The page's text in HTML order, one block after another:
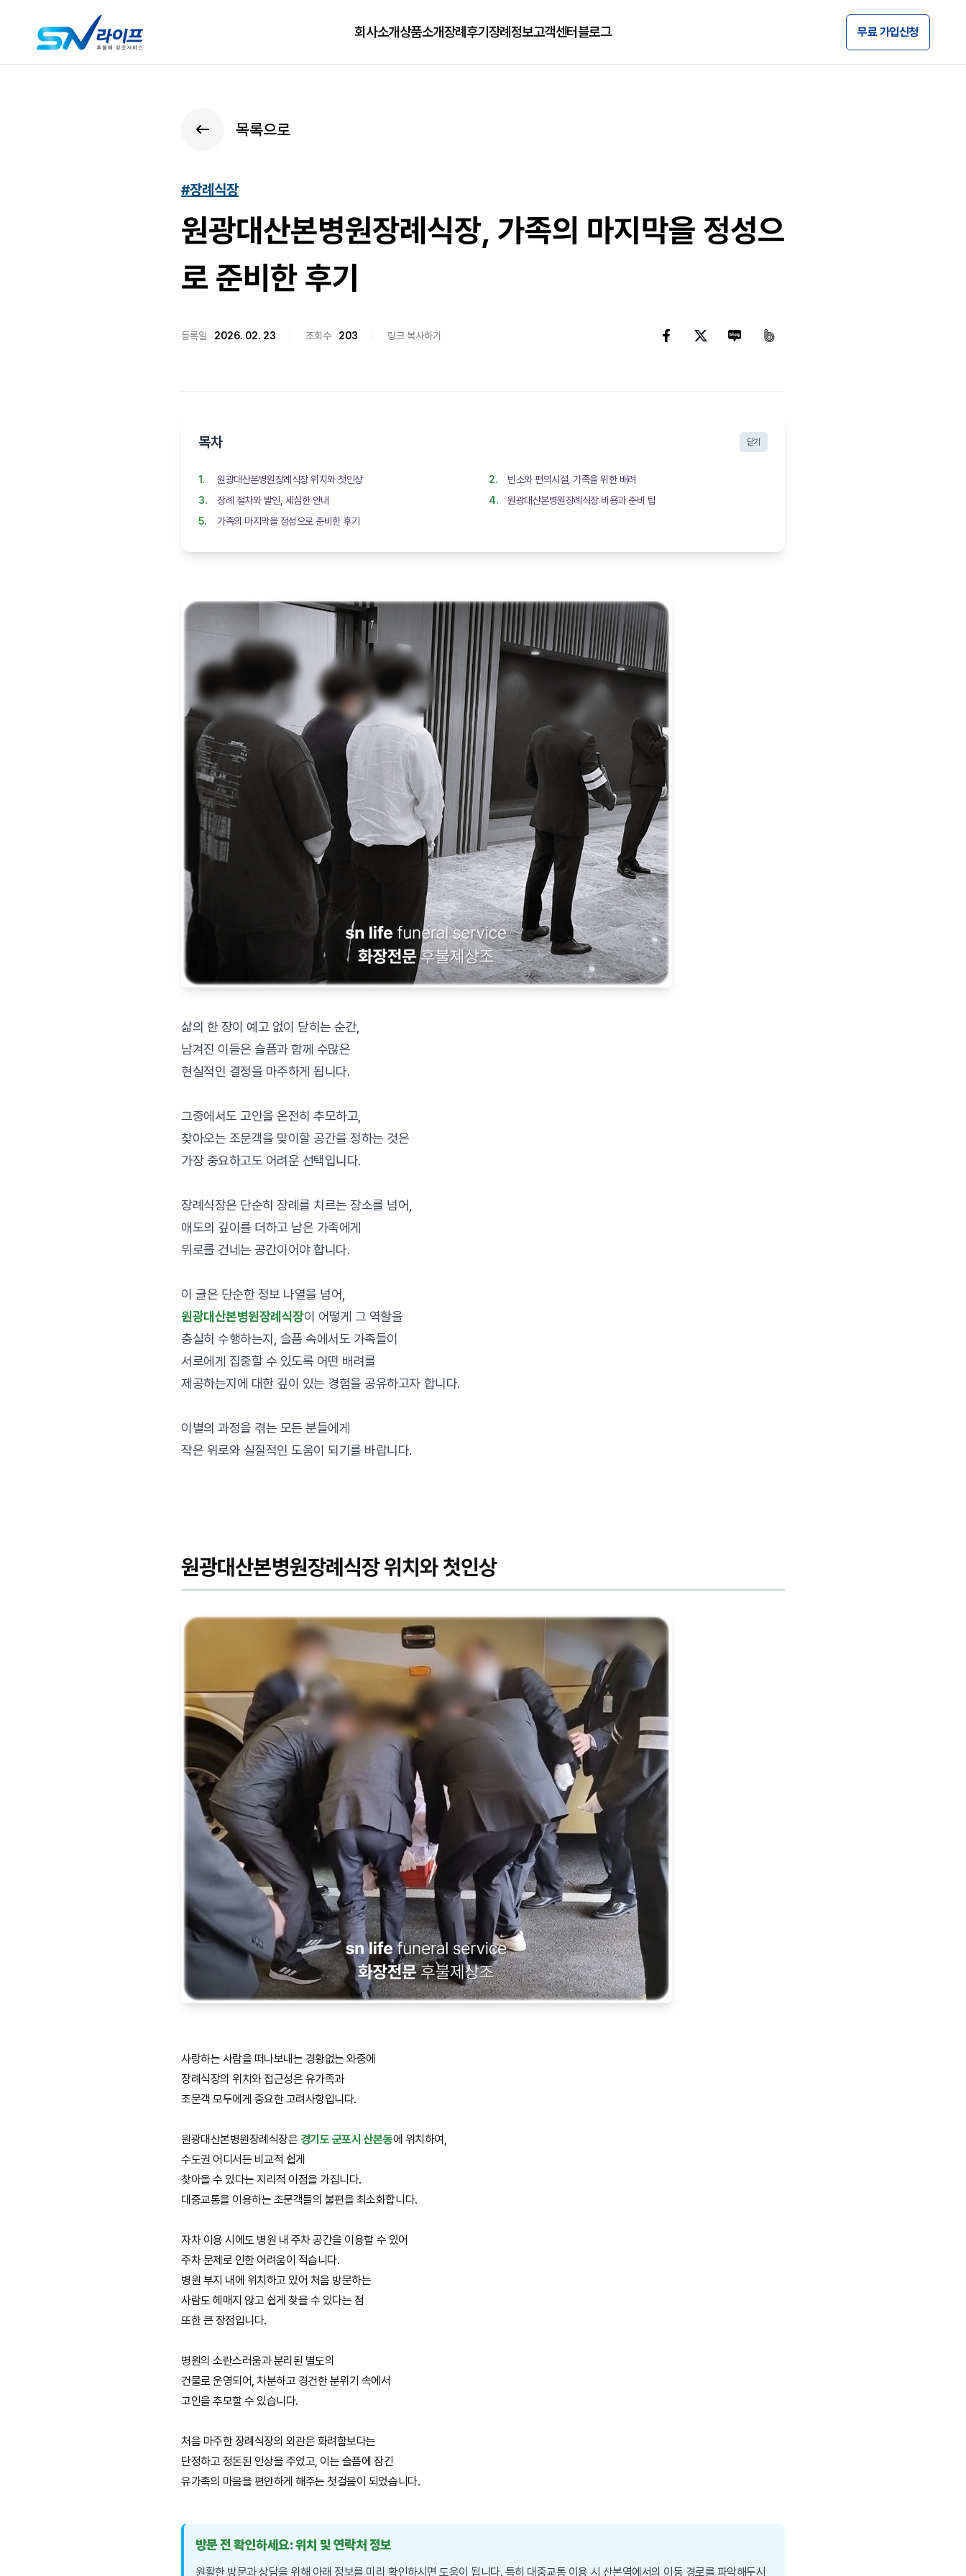
회사소개상품소개장례후기 장례정보고객센터블로그 무료 가입신청
목록으로
#장례식장
원광대산본병원장례식장, 가족의 마지막을 정성으
로 준비한 후기
등록일 2026. 02. 23 조회수 203 링크 복사하기
목차 닫기
원광대산본병원장례식장 위치와 첫인상
빈소와 편의시설, 가족을 위한 배려
장례 절차와 발인, 세심한 안내
원광대산본병원장례식장 비용과 준비 팁
가족의 마지막을 정성으로 준비한 후기
삶의 한 장이 예고 없이 닫히는 순간,
남겨진 이들은 슬픔과 함께 수많은
현실적인 결정을 마주하게 됩니다.
그중에서도 고인을 온전히 추모하고,
찾아오는 조문객을 맞이할 공간을 정하는 것은
가장 중요하고도 어려운 선택입니다.
장례식장은 단순히 장례를 치르는 장소를 넘어,
애도의 깊이를 더하고 남은 가족에게
위로를 건네는 공간이어야 합니다.
이 글은 단순한 정보 나열을 넘어,
원광대산본병원장례식장이 어떻게 그 역할을
충실히 수행하는지, 슬픔 속에서도 가족들이
서로에게 집중할 수 있도록 어떤 배려를
제공하는지에 대한 깊이 있는 경험을 공유하고자 합니다.
이별의 과정을 겪는 모든 분들에게
작은 위로와 실질적인 도움이 되기를 바랍니다.
원광대산본병원장례식장 위치와 첫인상
사랑하는 사람을 떠나보내는 경황없는 와중에
장례식장의 위치와 접근성은 유가족과
조문객 모두에게 중요한 고려사항입니다.
원광대산본병원장례식장은 경기도 군포시 산본동에 위치하여,
수도권 어디서든 비교적 쉽게
찾아올 수 있다는 지리적 이점을 가집니다.
대중교통을 이용하는 조문객들의 불편을 최소화합니다.
자차 이용 시에도 병원 내 주차 공간을 이용할 수 있어
주차 문제로 인한 어려움이 적습니다.
병원 부지 내에 위치하고 있어 처음 방문하는
사람도 헤매지 않고 쉽게 찾을 수 있다는 점
또한 큰 장점입니다.
병원의 소란스러움과 분리된 별도의
건물로 운영되어, 차분하고 경건한 분위기 속에서
고인을 추모할 수 있습니다.
처음 마주한 장례식장의 외관은 화려함보다는
단정하고 정돈된 인상을 주었고, 이는 슬픔에 잠긴
유가족의 마음을 편안하게 해주는 첫걸음이 되었습니다.
방문 전 확인하세요: 위치 및 연락처 정보
원활한 방문과 상담을 위해 아래 정보를 미리 확인하시면 도움이 됩니다. 특히 대중교통 이용 시 산본역에서의 이동 경로를 파악해두시